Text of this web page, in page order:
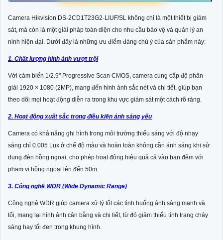
Camera Hikvision DS-2CD1T23G2-LIUF/SL không chỉ là một thiết bị giám
sát, mà còn là một giải pháp toàn diện cho nhu cầu bảo vệ và quản lý an
ninh hiện đại. Dưới đây là những ưu điểm đáng chú ý của sản phẩm này:
1. Chất lượng hình ảnh vượt trội
Với cảm biến 1/2.9" Progressive Scan CMOS, camera cung cấp độ phân
giải 1920 × 1080 (2MP), mang đến hình ảnh sắc nét và chi tiết, giúp bạn
theo dõi mọi hoạt động diễn ra trong khu vực giám sát một cách rõ ràng.
2. Hoạt động xuất sắc trong điều kiện ánh sáng yếu
Camera có khả năng ghi hình trong môi trường thiếu sáng với độ nhạy
sáng chỉ 0.005 Lux ở chế độ màu và hoàn toàn không cần ánh sáng khi sử
dụng đèn hồng ngoại, cho phép hoạt động hiệu quả cả vào ban đêm với
phạm vi hồng ngoại lên đến 50m.
3. Công nghệ WDR (Wide Dynamic Range)
Công nghệ WDR giúp camera xử lý tốt các tình huống ánh sáng mạnh và
tối, mang lại hình ảnh cân bằng và chi tiết, từ đó giảm thiểu tình trạng cháy
sáng hay tối đen trong khung hình.